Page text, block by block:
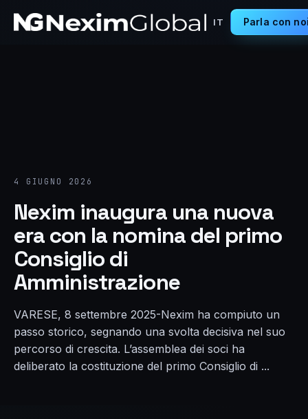
IT Parla con
4 GIUGNO 2026
Nexim inaugura una nuova
era con la nomina del primo
Consiglio di
Amministrazione
VARESE, 8 settembre 2025-Nexim ha compiuto un
passo storico, segnando una svolta decisiva nel suo
percorso di crescita. L’assemblea dei soci ha
deliberato la costituzione del primo Consiglio di ...